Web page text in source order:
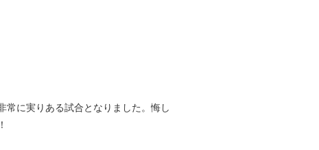
に実りある試合となりました。悔し